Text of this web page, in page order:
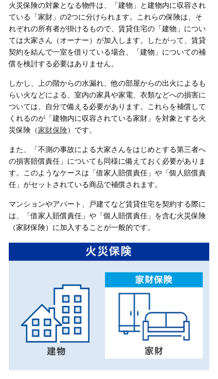
火災保険の対象となる物件は、「建物」と建物内に収容され
ている「家財」の2つに分けられます。これらの保険は、そ
れぞれの所有者が掛けるもので、賃貸住宅の「建物」につい
ては大家さん（オーナー）が加入します。したがって、賃貸
契約を結んで一室を借りている場合、「建物」についての補
償を検討する必要はありません。
しかし、上の階からの水漏れ、他の部屋からの出火によるも
らい火などによる、室内の家具や家電、衣類などへの損害に
ついては、自分で備える必要があります。これらを補償して
くれるのが「建物内に収容されている家財」を対象とする火
災保険（家財保険）です。
また、「不測の事故による大家さんをはじめとする第三者へ
の損害賠償責任」についても同様に備えておく必要がありま
す。このようなケースは「借家人賠償責任」や「個人賠償責
任」がセットされている商品で補償されます。
マンションやアパート、戸建てなど賃貸住宅を契約する際に
は、「借家人賠償責任」や「個人賠償責任」を含む火災保険
（家財保険）に加入することが一般的です。